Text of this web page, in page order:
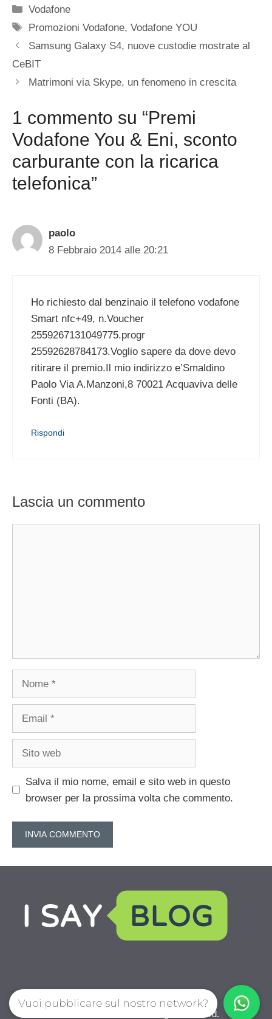
Categorie
Vodafone
Tag
Promozioni Vodafone,Vodafone YOU
Samsung Galaxy S4, nuove custodie mostrate al
CeBIT
Matrimoni via Skype, un fenomeno in crescita
1 commento su “Premi
Vodafone You & Eni, sconto
carburante con la ricarica
telefonica”
paolo
8 Febbraio 2014 alle 20:21
Ho richiesto dal benzinaio il telefono vodafone
Smart nfc+49, n.Voucher
2559267131049775.progr
25592628784173.Voglio sapere da dove devo
ritirare il premio.Il mio indirizzo e’Smaldino
Paolo Via A.Manzoni,8 70021 Acquaviva delle
Fonti (BA).
Rispondi
Lascia un commento
Salva il mio nome, email e sito web in questo
browser per la prossima volta che commento.
IoChiamo.com © 2026. All right reserverd.
Vuoi pubblicare sul nostro network?